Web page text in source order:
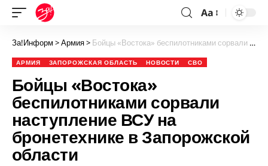
Aa
За!Информ >Армия> Бойцы «Востока» беспилотниками сорвали наступление ВСУ на бронетехнике в Запорожской области
АРМИЯ ЗАПОРОЖСКАЯ ОБЛАСТЬ НОВОСТИ СВО
Бойцы «Востока»
беспилотниками сорвали
наступление ВСУ на
бронетехнике в Запорожской
области